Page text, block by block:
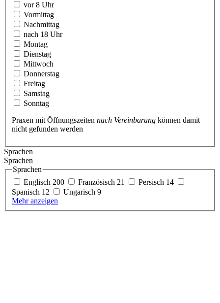
vor 8 Uhr
Vormittag
Nachmittag
nach 18 Uhr
Montag
Dienstag
Mittwoch
Donnerstag
Freitag
Samstag
Sonntag
Praxen mit Öffnungszeiten nach Vereinbarung können damit
nicht gefunden werden
Sprachen
Sprachen
Sprachen
Englisch 200 Französisch 21 Persisch 14
Spanisch 12 Ungarisch 9
Mehr anzeigen